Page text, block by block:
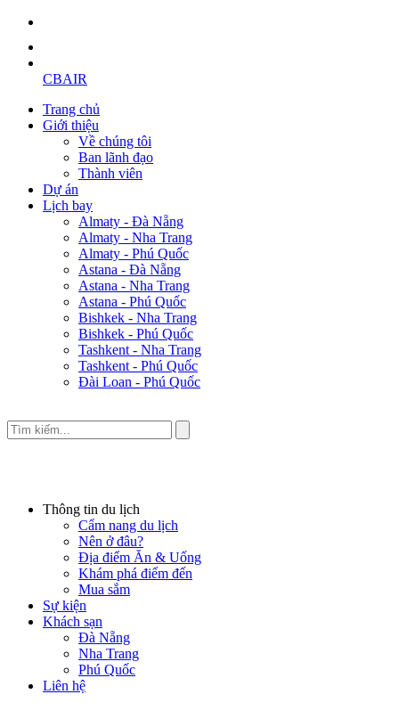
CBAIR
Trang chủ
Giới thiệu
Về chúng tôi
Ban lãnh đạo
Thành viên
Dự án
Lịch bay
Almaty - Đà Nẵng
Almaty - Nha Trang
Almaty - Phú Quốc
Astana - Đà Nẵng
Astana - Nha Trang
Astana - Phú Quốc
Bishkek - Nha Trang
Bishkek - Phú Quốc
Tashkent - Nha Trang
Tashkent - Phú Quốc
Đài Loan - Phú Quốc
Thông tin du lịch
Cẩm nang du lịch
Nên ở đâu?
Địa điểm Ăn & Uống
Khám phá điểm đến
Mua sắm
Sự kiện
Khách sạn
Đà Nẵng
Nha Trang
Phú Quốc
Liên hệ